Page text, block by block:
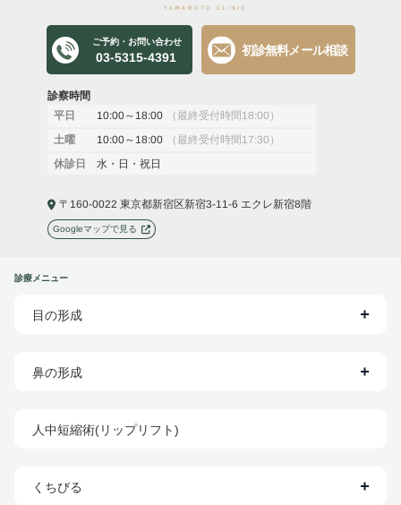
ご予約・お問い合わせ
03-5315-4391
初診無料メール相談
診察時間
平日 10:00～18:00 （最終受付時間18:00）
土曜 10:00～18:00 （最終受付時間17:30）
休診日 水・日・祝日
〒160-0022 東京都新宿区新宿3-11-6 エクレ新宿8階
Googleマップで見る
診療メニュー
目の形成
鼻の形成
人中短縮術(リップリフト)
くちびる